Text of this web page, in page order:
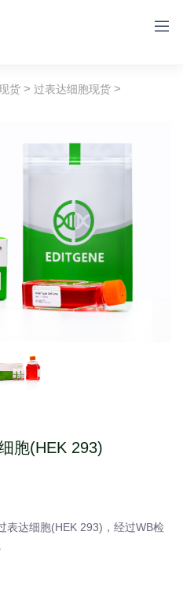
货 > 过表达细胞现货 >
胞(HEK 293)
表达细胞(HEK 293)，经过WB检